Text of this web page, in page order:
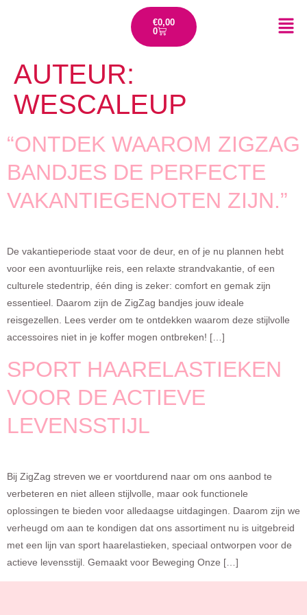
€0,00
0
AUTEUR:
WESCALEUP
“ONTDEK WAAROM ZIGZAG
BANDJES DE PERFECTE
VAKANTIEGENOTEN ZIJN.”
De vakantieperiode staat voor de deur, en of je nu plannen hebt
voor een avontuurlijke reis, een relaxte strandvakantie, of een
culturele stedentrip, één ding is zeker: comfort en gemak zijn
essentieel. Daarom zijn de ZigZag bandjes jouw ideale
reisgezellen. Lees verder om te ontdekken waarom deze stijlvolle
accessoires niet in je koffer mogen ontbreken! […]
SPORT HAARELASTIEKEN
VOOR DE ACTIEVE
LEVENSSTIJL
Bij ZigZag streven we er voortdurend naar om ons aanbod te
verbeteren en niet alleen stijlvolle, maar ook functionele
oplossingen te bieden voor alledaagse uitdagingen. Daarom zijn we
verheugd om aan te kondigen dat ons assortiment nu is uitgebreid
met een lijn van sport haarelastieken, speciaal ontworpen voor de
actieve levensstijl. Gemaakt voor Beweging Onze […]